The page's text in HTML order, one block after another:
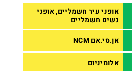
אופני עיר חשמליים, אופני
נשים חשמליים
אן.סי.אם NCM
אלומיניום